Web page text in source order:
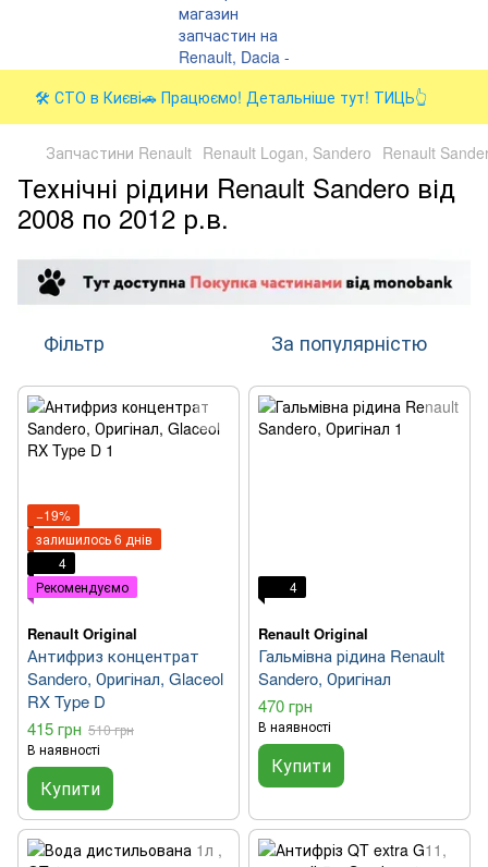
🛠️ СТО в Києві🚗 Працюємо! Детальніше тут! ТИЦЬ👆
Запчастини Renault Renault Logan, Sandero Renault
Технічні рідини Renault Sandero від
2008 по 2012 р.в.
Фільтр За популярністю
−19%
залишилось 6 днів
4
Рекомендуємо
Renault Original
Антифриз концентрат
Sandero, Оригінал, Glaceol
RX Type D
415 грн 510 грн
В наявності
Купити
4
Renault Original
Гальмівна рідина Renault
Sandero, Оригінал
470 грн
В наявності
Купити